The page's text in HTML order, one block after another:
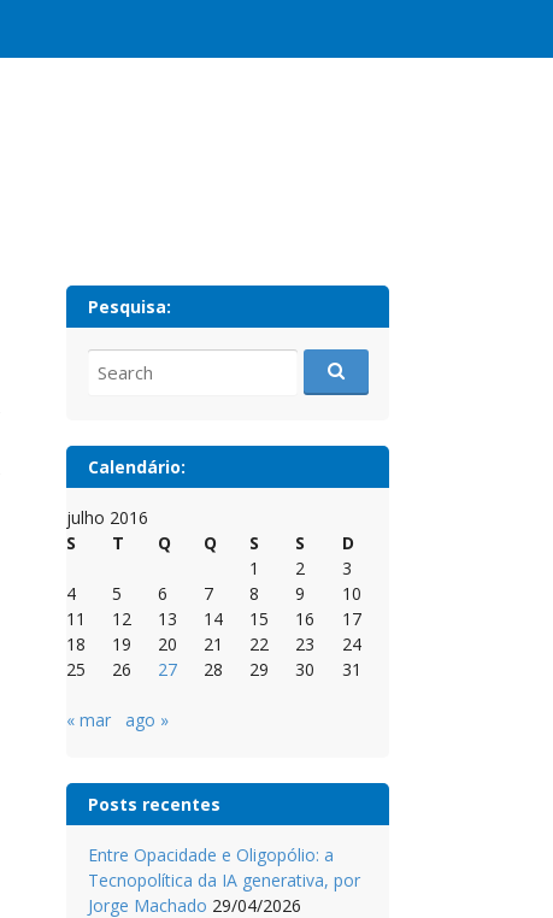
Pesquisa:
for:
Calendário:
julho 2016
S
T Q Q S S
D
1
2
3
4
5 6 7 8 9
10
11
12 13 14 15 16
17
18
19 20 21 22 23
24
25
26 27 28 29 30 31
« mar ago »
Posts recentes
Entre Opacidade e Oligopólio: a
Tecnopolítica da IA generativa, por
Jorge Machado 29/04/2026